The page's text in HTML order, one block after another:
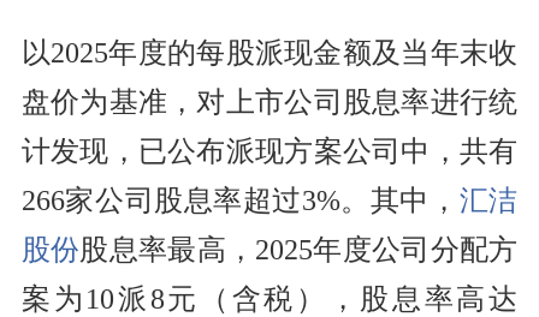
以2025年度的每股派现金额及当年末收
盘价为基准，对上市公司股息率进行统
计发现，已公布派现方案公司中，共有
266家公司股息率超过3%。其中， 汇洁
股份股息率最高，2025年度公司分配方
案为10派8元（含税），股息率高达